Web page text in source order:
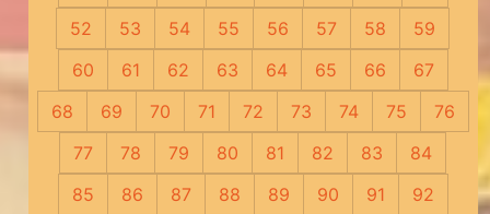
52
53 54 55 56 57 58
59
60
61 62 63 64 65 66
67
68
69 70 71 72 73 74 75
76
77
78 79 80 81 82 83
84
85
86 87 88 89 90 91
92